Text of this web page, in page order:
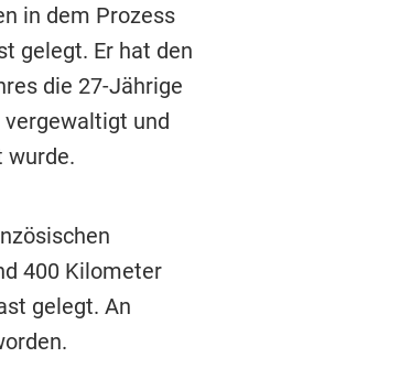
in dem Prozess
gelegt. Er hat den
die 27-Jährige
vergewaltigt und
wurde.
400 Kilometer
gelegt. An